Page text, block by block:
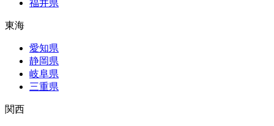
福井県
東海
愛知県
静岡県
岐阜県
三重県
関西